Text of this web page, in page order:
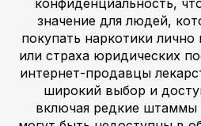
значение для людей,
покупать наркотики лично
или страха юридических
интернет-продавцы
широкий выбор и
включая редкие